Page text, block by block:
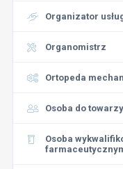
Organizator
Organomistrz
Ortopeda
Osoba do
Osoba